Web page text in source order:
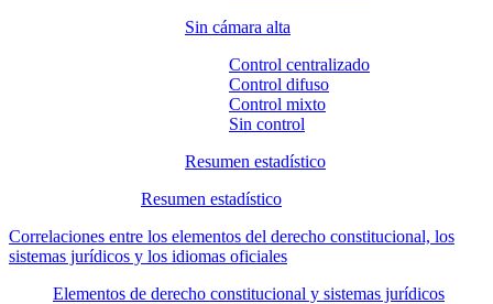
Sin cámara alta
Control centralizado
Control difuso
Control mixto
Sin control
Resumen estadístico
Resumen estadístico
Correlaciones entre los elementos del derecho constitucional, los
sistemas jurídicos y los idiomas oficiales
Elementos de derecho constitucional y sistemas jurídicos